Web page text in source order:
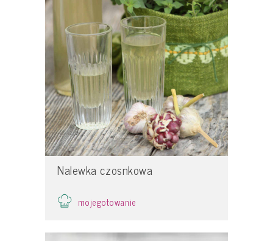
Nalewka czosnkowa
mojegotowanie